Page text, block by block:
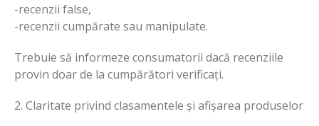
-recenzii false,
-recenzii cumpărate sau manipulate.
Trebuie să informeze consumatorii dacă recenziile
provin doar de la cumpărători verificați.
2. Claritate privind clasamentele și afișarea produselor